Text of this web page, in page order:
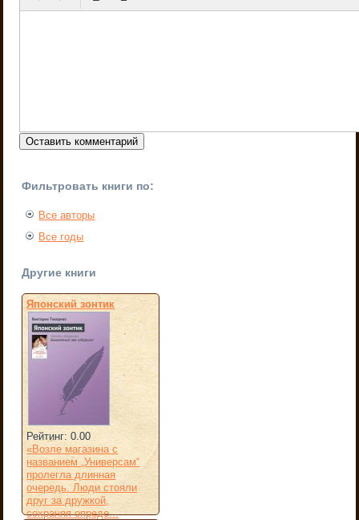
Фильтровать книги по:
Все авторы
Все годы
Другие книги
Японский зонтик
Рейтинг: 0.00
«Возле магазина с
названием „Универсам“
пролегла длинная
очередь. Люди стояли
друг за дружкой,
сохраняя опреде...